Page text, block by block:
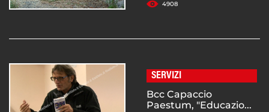
4908
SERVIZI
Bcc Capaccio
Paestum, "Educazio...